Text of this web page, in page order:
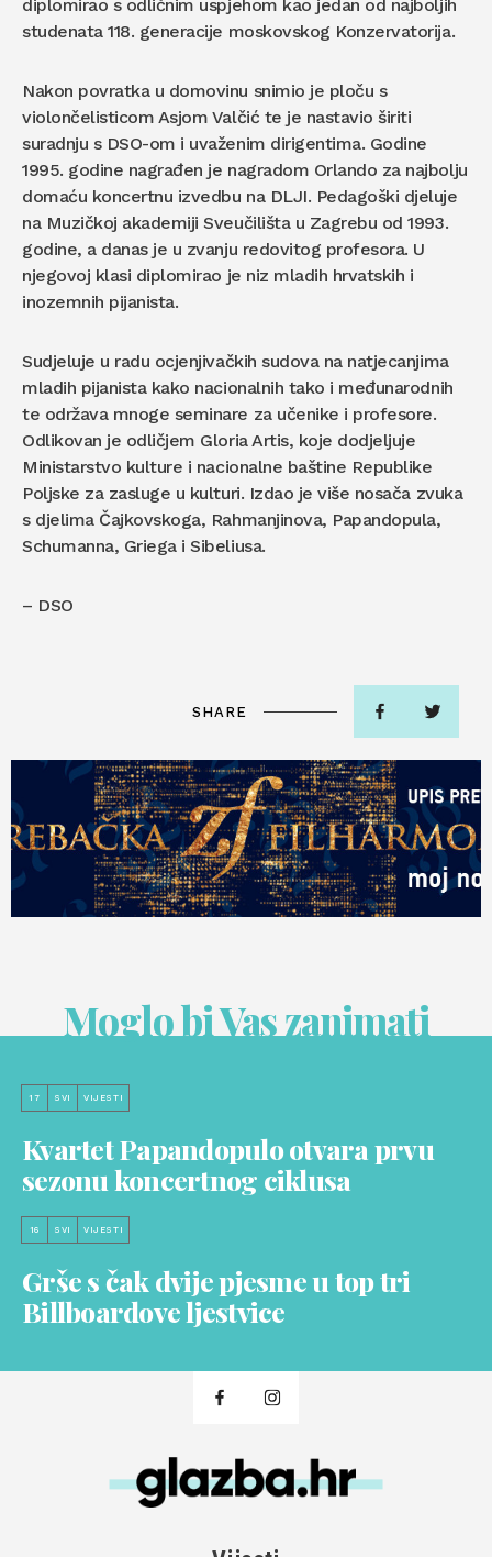
diplomirao s odličnim uspjehom kao jedan od najboljih
studenata 118. generacije moskovskog Konzervatorija.
Nakon povratka u domovinu snimio je ploču s
violončelisticom Asjom Valčić te je nastavio širiti
suradnju s DSO-om i uvaženim dirigentima. Godine
1995. godine nagrađen je nagradom Orlando za najbolju
domaću koncertnu izvedbu na DLJI. Pedagoški djeluje
na Muzičkoj akademiji Sveučilišta u Zagrebu od 1993.
godine, a danas je u zvanju redovitog profesora. U
njegovoj klasi diplomirao je niz mladih hrvatskih i
inozemnih pijanista.
Sudjeluje u radu ocjenjivačkih sudova na natjecanjima
mladih pijanista kako nacionalnih tako i međunarodnih
te održava mnoge seminare za učenike i profesore.
Odlikovan je odličjem Gloria Artis, koje dodjeljuje
Ministarstvo kulture i nacionalne baštine Republike
Poljske za zasluge u kulturi. Izdao je više nosača zvuka
s djelima Čajkovskoga, Rahmanjinova, Papandopula,
Schumanna, Griega i Sibeliusa.
– DSO
SHARE
Moglo bi Vas zanimati
17 SVI VIJESTI
Kvartet Papandopulo otvara prvu
sezonu koncertnog ciklusa
16 SVI VIJESTI
Grše s čak dvije pjesme u top tri
Billboardove ljestvice